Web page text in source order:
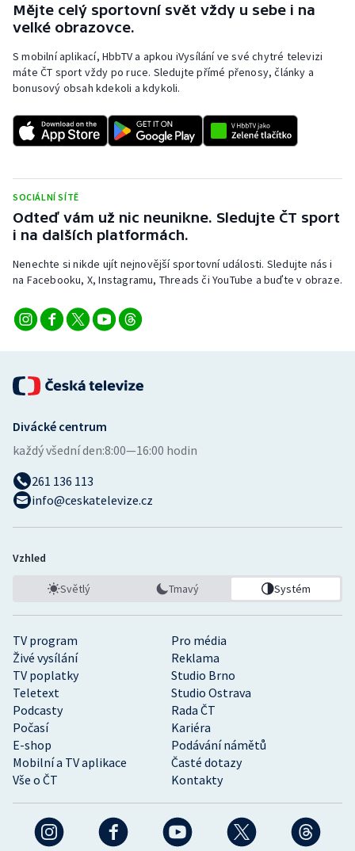
Short track
Sportovní střelba
Triatlon
Veslování
Vodní slalom
Volejbal
Mějte celý sportovní svět vždy u sebe i na
velké obrazovce.
S mobilní aplikací, HbbTV a apkou iVysílání ve své chytré televizi
máte ČT sport vždy po ruce. Sledujte přímé přenosy, články a
bonusový obsah kdekoli a kdykoli.
SOCIÁLNÍ SÍTĚ
Odteď vám už nic neunikne. Sledujte ČT sport
i na dalších platformách.
Nenechte si nikde ujít nejnovější sportovní události. Sledujte nás i
na Facebooku, X, Instagramu, Threads či YouTube a buďte v obraze.
TV program
Pro média
Živé vysílání
Reklama
TV poplatky
Studio Brno
Teletext
Studio Ostrava
Podcasty
Rada ČT
Počasí
Kariéra
E-shop
Podávání námětů
Mobilní a TV aplikace
Časté dotazy
Vše o ČT
Kontakty
Divácké centrum
každý všední den:8:00—16:00 hodin
261 136 113
info@ceskatelevize.cz
Vzhled
Světlý Tmavý Systém